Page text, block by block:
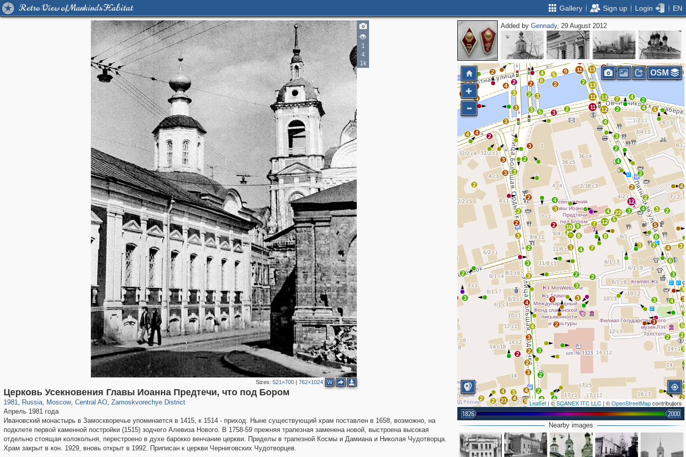
Retro View of Mankind's Habitat Gallery Sign up Login EN
1
4
1k
Sizes:521×700 |762×1024 W
Церковь Усекновения Главы Иоанна Предтечи, что под Бором
1981, Russia
1,406,827 29,243
, Moscow
319,864 8,286
, Central AO
160,012 5,916
, Zamoskvorechye District
6,190 211
Апрель 1981 года
Ивановский монастырь в Замоскворечье упоминается в 1415, к 1514 - приход. Ныне существующий храм поставлен в 1658, возможно, на
подклете первой каменной постройки (1515) зодчего Алевиза Нового. В 1758-59 прежняя трапезная заменена новой, выстроена высокая
отдельно стоящая колокольня, перестроено в духе барокко венчание церкви. Приделы в трапезной Космы и Дамиана и Николая Чудотворца.
Храм закрыт в кон. 1929, вновь открыт в 1992. Приписан к церкви Черниговских Чудотворцев.
Added byGennady, 29 August 2012
3
4
2
4 4
2
3
3 3
3 2
3
3
2
2
3
2
2
3
3
2
2
2
3
4
3
4 3
2
3
3
3
3
2
3
3
14
10
9
8
4
7
2
3
4
2
12
4
22
12
5
8
3
2
3
4
5
2
6
2
3
7
2 2
3
3 4
3
3
3
6
4 3
7
5
2
2
5
2
2
4
8 2
2
4
6
5
4
4
3
4
2
21
3
2
2
4
2
4
3
2
4
2
5
2
2
2
3
2
13
13
7
4
2
13
12
11
4
3
2
11
2
9
5
2
6
5
2 3
2
3
4
2
4
3
2
4
11
3
2
3
2
Leaflet | ©SCANEX ITC LLC | ©OpenStreetMapcontributors
1826 2000
OSM
Nearby images